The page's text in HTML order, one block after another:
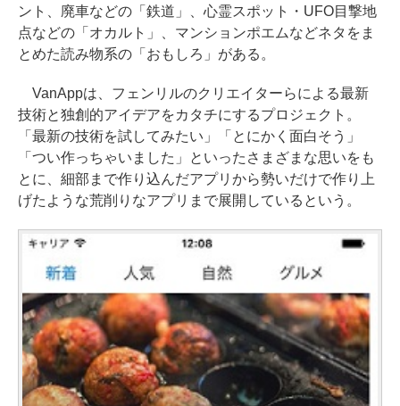
ント、廃車などの「鉄道」、心霊スポット・UFO目撃地
点などの「オカルト」、マンションポエムなどネタをま
とめた読み物系の「おもしろ」がある。
VanAppは、フェンリルのクリエイターらによる最新
技術と独創的アイデアをカタチにするプロジェクト。
「最新の技術を試してみたい」「とにかく面白そう」
「つい作っちゃいました」といったさまざまな思いをも
とに、細部まで作り込んだアプリから勢いだけで作り上
げたような荒削りなアプリまで展開しているという。